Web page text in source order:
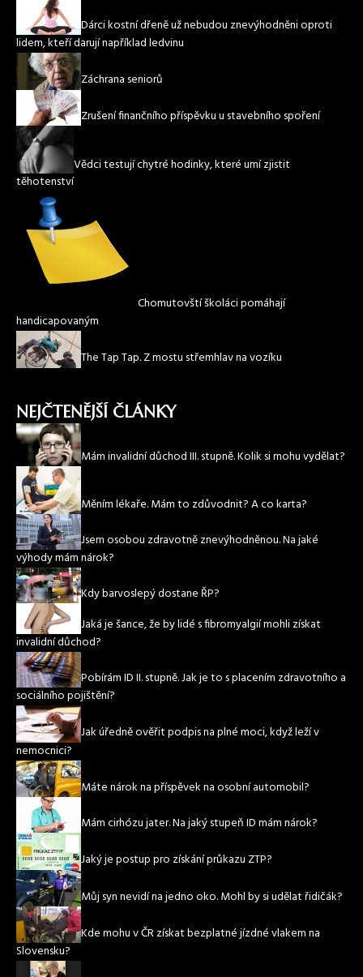
Dárci kostní dřeně už nebudou znevýhodněni oproti
lidem, kteří darují například ledvinu
Záchrana seniorů
Zrušení finančního příspěvku u stavebního spoření
Vědci testují chytré hodinky, které umí zjistit
těhotenství
Chomutovští školáci pomáhají
handicapovaným
The Tap Tap. Z mostu střemhlav na vozíku
NEJČTENĚJŠÍ ČLÁNKY
Mám invalidní důchod III. stupně. Kolik si mohu vydělat?
Měním lékaře. Mám to zdůvodnit? A co karta?
Jsem osobou zdravotně znevýhodněnou. Na jaké
výhody mám nárok?
Kdy barvoslepý dostane ŘP?
Jaká je šance, že by lidé s fibromyalgií mohli získat
invalidní důchod?
Pobírám ID II. stupně. Jak je to s placením zdravotního a
sociálního pojištění?
Jak úředně ověřit podpis na plné moci, když leží v
nemocnici?
Máte nárok na příspěvek na osobní automobil?
Mám cirhózu jater. Na jaký stupeň ID mám nárok?
Jaký je postup pro získání průkazu ZTP?
Můj syn nevidí na jedno oko. Mohl by si udělat řidičák?
Kde mohu v ČR získat bezplatné jízdné vlakem na
Slovensku?